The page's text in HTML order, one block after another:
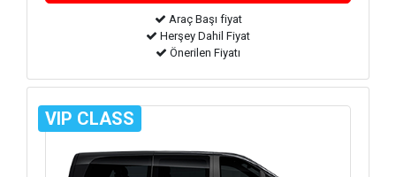
Araç Başı fiyat
Herşey Dahil Fiyat
Önerilen Fiyatı
VIP CLASS